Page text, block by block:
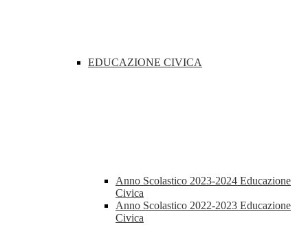
EDUCAZIONE CIVICA
Anno Scolastico 2023-2024 Educazione
Civica
Anno Scolastico 2022-2023 Educazione
Civica